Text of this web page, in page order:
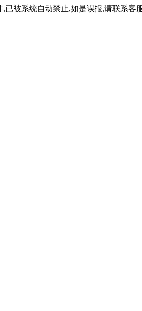
,已被系统自动禁止,如是误报,请联系客